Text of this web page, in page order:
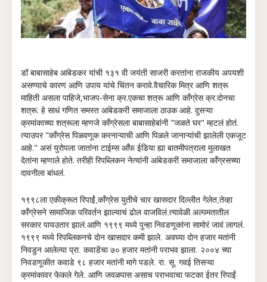
डॉ बाबासाहेब आंबेडकर यांची १३१ वी जयंती साजरी करतांना राजकीय अपयशी
असण्याचे कारण आणि उपाय यांचे चिंतन करावे.वैचारिक मित्र आणि शत्रू
माहिती असला पाहिजे,भाजप-सेना क्र.एकचा शत्रू आणि काँग्रेस क्र.दाेनचा
शत्रू. हे साधं गणित समस्त आंबेडकरी समाजाला ठाउक आहे. दुसऱ्या
क्रमांकाच्या शत्रूला म्हणजे काँग्रेसला बाबासाहेबांनी "जळते घर" म्हटलं हाेतं.
त्याउपर "काँग्रेस पिळवणूक करनाऱ्याची आणि पिळले जानाऱ्यांची झालेली एकजूट
आहे." असं युराेपला जातांना टाईम्स आँफ ईडिया ह्या बातमीपत्राला मुलाखत
देतांना म्हणाले हाेते. तरीही रिपब्लिकन नेत्यांनी आंबेडकरी समाजाला काँग्रसच्या
दावनीला बांधलं.
१९९८ला एकीक्रूत रिपाईं,काँग्रेस युतीचे चार खासदार दिल्लीत गेलेत,तेव्हा
काँग्रेसने सामाजिक परिवर्तन झाल्याचं ढाेल वाजविलं.त्यावेळी अल्पमतातील
सरकार पायउतार झालं.आणि १९९९ मध्ये पुन्हा निवडणूकांना सामाेरं जावं लागलं.
१९९९ मध्ये रिपब्लिकनचे दाेन खासदार कमी झाले. अवघ्या दाेन हजार मतांनी
निवडुन आलेल्या प्रा. कवाडेंचा ७० हजार मतांनी पराभव झाला. २००४ च्या
निवडणूकीत कवाडे ९८ हजार मतांनी मागे पडले. रा. सू. गवई तिसऱ्या
क्रमांकावर फेकले गेले. आणि जवळपास असाच पराभवाचा फटका ईतर रिपाईं